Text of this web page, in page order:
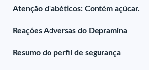
Atenção diabéticos: Contém açúcar.
Reações Adversas do Depramina
Resumo do perfil de segurança